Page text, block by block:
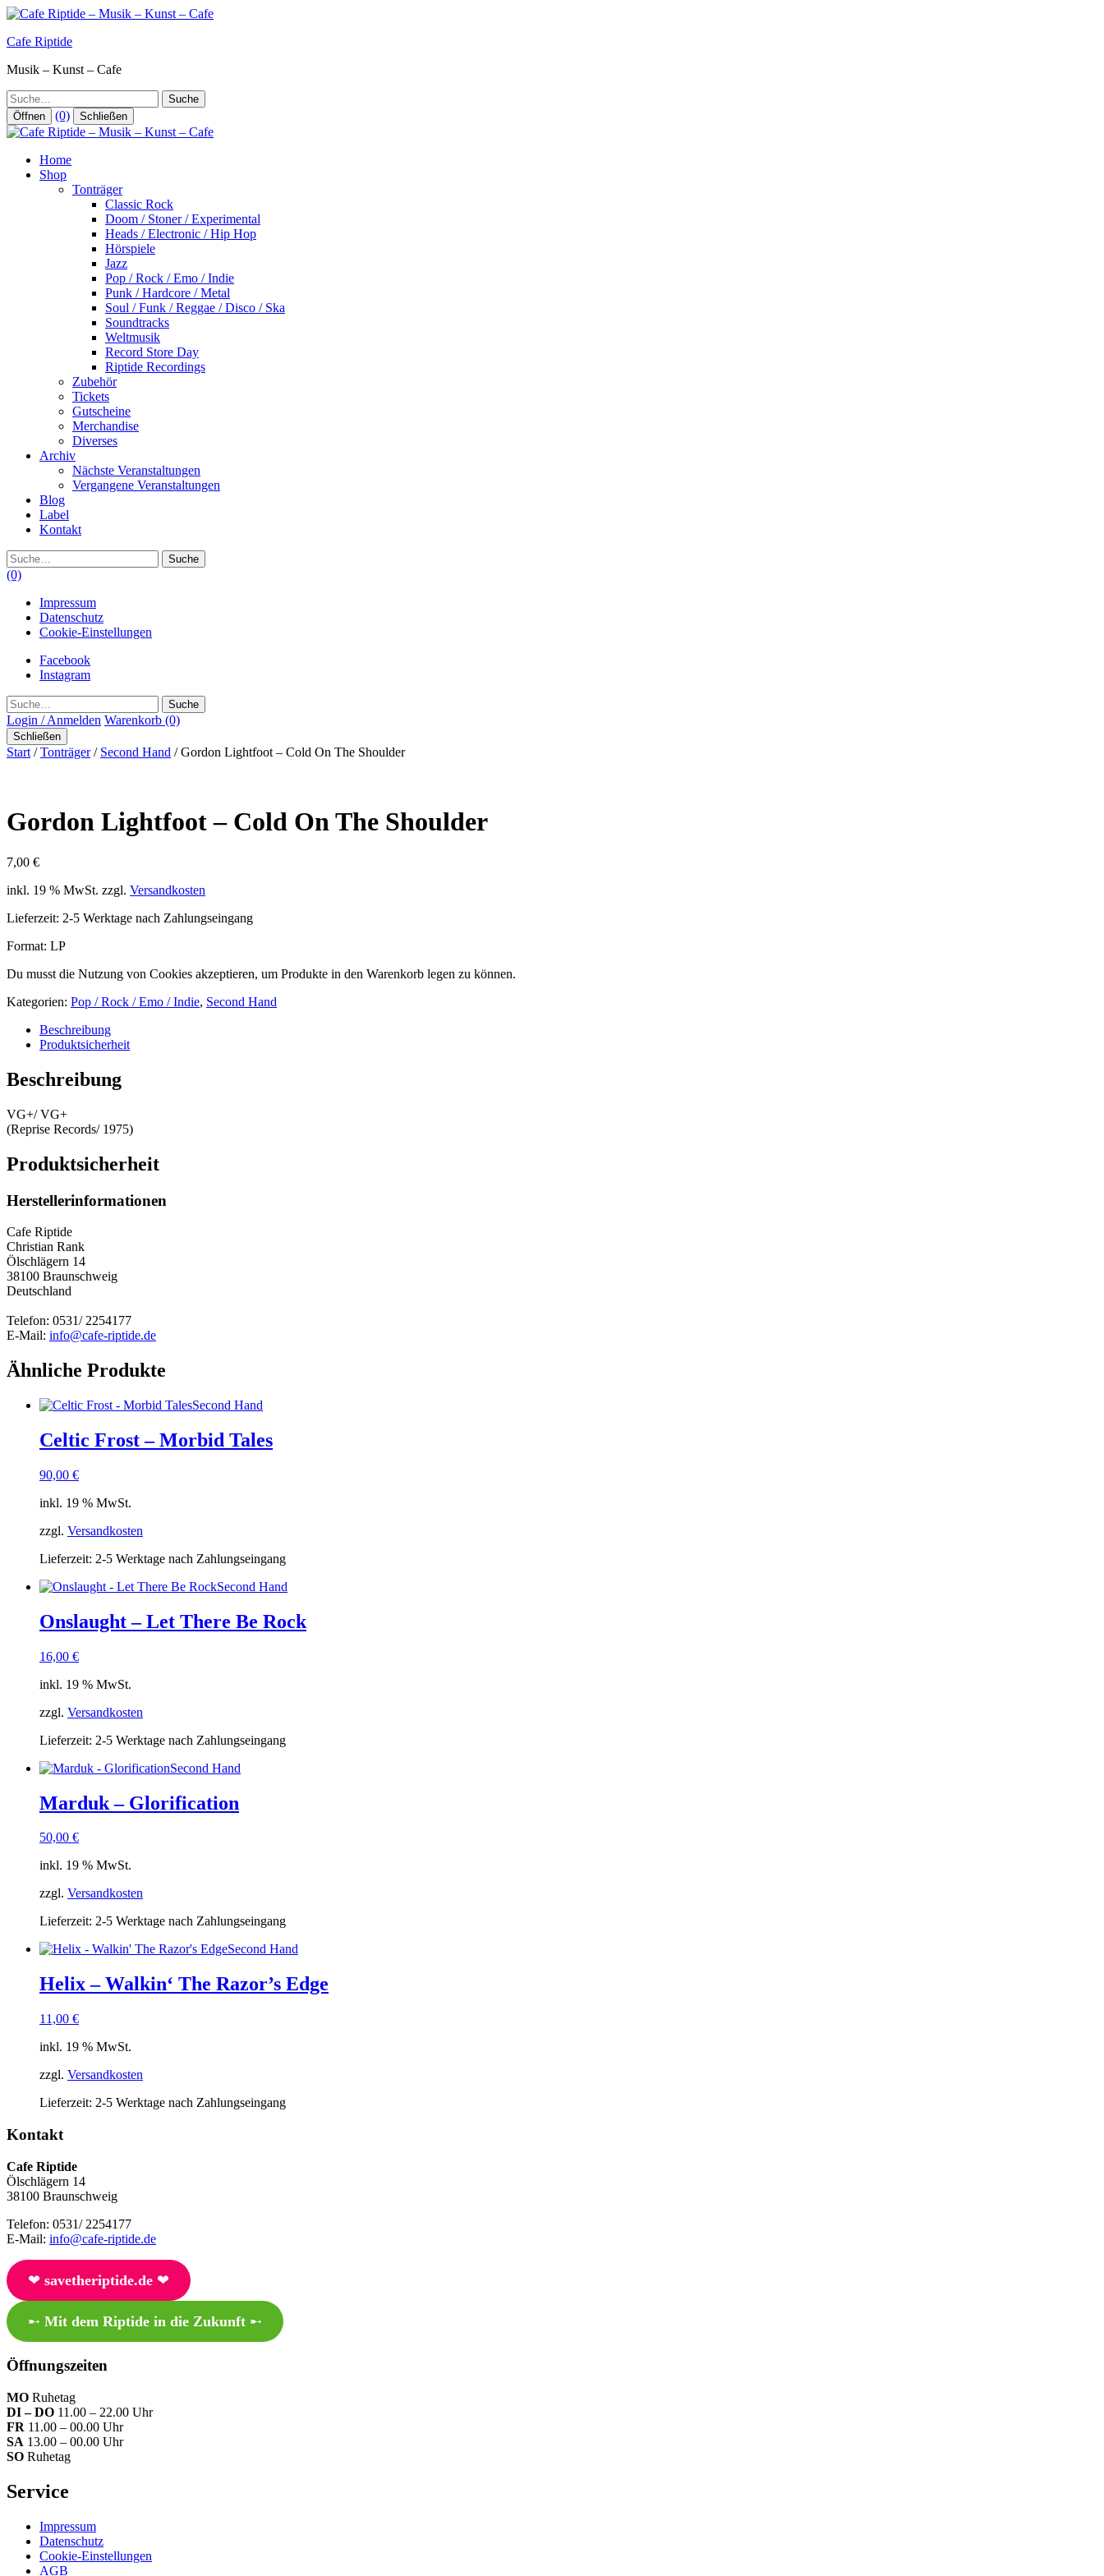
Zum
springen
Cafe Riptide
Musik – Kunst – Cafe
Suche
Öffnen (0) Schließen
Home
Shop
Tonträger
Classic Rock
Doom / Stoner / Experimental
Heads / Electronic / Hip Hop
Hörspiele
Jazz
Pop / Rock / Emo / Indie
Punk / Hardcore / Metal
Soul / Funk / Reggae / Disco / Ska
Soundtracks
Weltmusik
Record Store Day
Riptide Recordings
Zubehör
Tickets
Gutscheine
Merchandise
Diverses
Archiv
Nächste Veranstaltungen
Vergangene Veranstaltungen
Blog
Label
Kontakt
Suche
(0)
Impressum
Datenschutz
Cookie-Einstellungen
Facebook
Instagram
Suche
Login / Anmelden Warenkorb (0)
Schließen
Start /Tonträger/ Second Hand / Gordon Lightfoot – Cold On The Shoulder
Gordon Lightfoot – Cold On The Shoulder
7,00 €
inkl. 19 % MwSt. zzgl. Versandkosten
Lieferzeit: 2-5 Werktage nach Zahlungseingang
Format: LP
Du musst die Nutzung von Cookies akzeptieren, um Produkte in den Warenkorb legen zu können.
Kategorien: Pop / Rock / Emo / Indie, Second Hand
Beschreibung
Produktsicherheit
Beschreibung
VG+/ VG+
(Reprise Records/ 1975)
Produktsicherheit
Herstellerinformationen
Cafe Riptide
Christian Rank
Ölschlägern 14
38100 Braunschweig
Deutschland
Telefon: 0531/ 2254177
E-Mail: info@cafe-riptide.de
Ähnliche Produkte
Second Hand
Celtic Frost – Morbid Tales
90,00 €
inkl. 19 % MwSt.
zzgl. Versandkosten
Lieferzeit: 2-5 Werktage nach Zahlungseingang
Second Hand
Onslaught – Let There Be Rock
16,00 €
inkl. 19 % MwSt.
zzgl. Versandkosten
Lieferzeit: 2-5 Werktage nach Zahlungseingang
Second Hand
Marduk – Glorification
50,00 €
inkl. 19 % MwSt.
zzgl. Versandkosten
Lieferzeit: 2-5 Werktage nach Zahlungseingang
Second Hand
Helix – Walkin‘ The Razor’s Edge
11,00 €
inkl. 19 % MwSt.
zzgl. Versandkosten
Lieferzeit: 2-5 Werktage nach Zahlungseingang
Kontakt
Cafe Riptide
Ölschlägern 14
38100 Braunschweig
Telefon: 0531/ 2254177
E-Mail: info@cafe-riptide.de
❤︎ savetheriptide.de❤︎
➸ Mit dem Riptide in die Zukunft➸
Öffnungszeiten
MO Ruhetag
DI – DO 11.00 – 22.00 Uhr
FR 11.00 – 00.00 Uhr
SA 13.00 – 00.00 Uhr
SO Ruhetag
Service
Impressum
Datenschutz
Cookie-Einstellungen
AGB